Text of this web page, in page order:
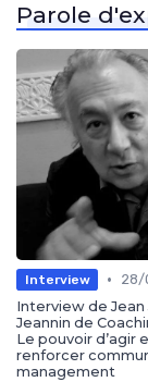
Parole
Interview •
28/
Interview de Jean
Jeannin de
Le pouvoir d’agir
renforcer
management